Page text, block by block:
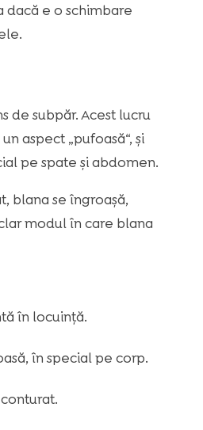
e o schimbare
de subpăr. Acest lucru
aspect „pufoasă“, și
pe spate și abdomen.
blana se îngroașă,
modul în care blana
în locuință.
în special pe corp.